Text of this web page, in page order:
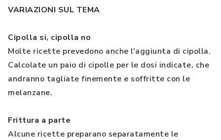
VARIAZIONI SUL TEMA
Cipolla si, cipolla no
Molte ricette prevedono anche l'aggiunta di cipolla.
Calcolate un paio di cipolle per le dosi indicate, che
andranno tagliate finemente e soffritte con le
melanzane.
Frittura a parte
Alcune ricette preparano separatamente le